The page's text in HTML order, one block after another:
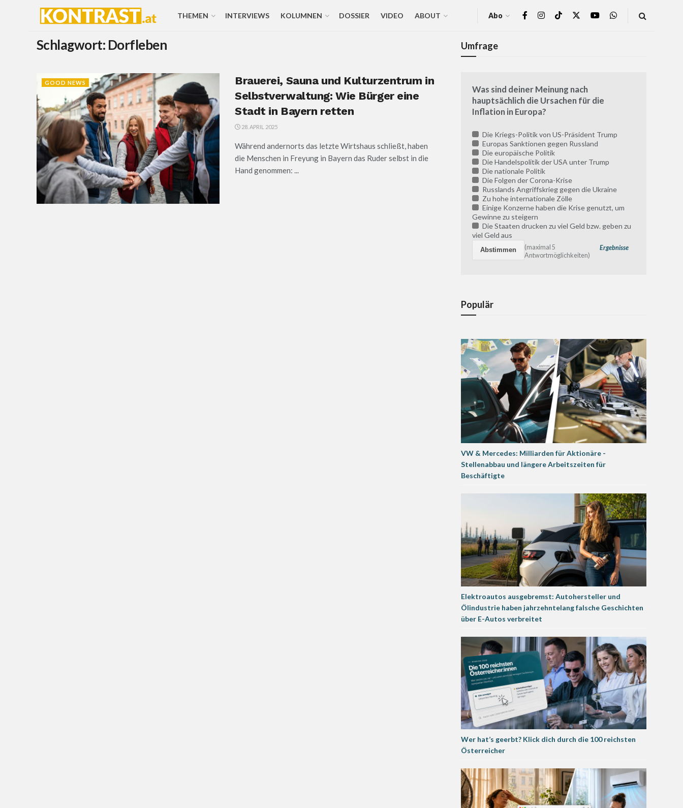
THEMEN INTERVIEWS KOLUMNEN DOSSIER VIDEO ABOUT Abo
Schlagwort: Dorfleben
GOOD NEWS
Brauerei, Sauna und Kulturzentrum in
Selbstverwaltung: Wie Bürger eine
Stadt in Bayern retten
28. APRIL 2025
Während andernorts das letzte Wirtshaus schließt, haben
die Menschen in Freyung in Bayern das Ruder selbst in die
Hand genommen: ...
Umfrage
Was sind deiner Meinung nach
hauptsächlich die Ursachen für die
Inflation in Europa?
Die Kriegs-Politik von US-Präsident Trump
Europas Sanktionen gegen Russland
Die europäische Politik
Die Handelspolitik der USA unter Trump
Die nationale Politik
Die Folgen der Corona-Krise
Russlands Angriffskrieg gegen die Ukraine
Zu hohe internationale Zölle
Einige Konzerne haben die Krise genutzt, um
Gewinne zu steigern
Die Staaten drucken zu viel Geld bzw. geben zu
viel Geld aus
Ergebnisse
(maximal 5
Antwortmöglichkeiten)
Populär
VW & Mercedes: Milliarden für Aktionäre -
Stellenabbau und längere Arbeitszeiten für
Beschäftigte
Elektroautos ausgebremst: Autohersteller und
Ölindustrie haben jahrzehntelang falsche Geschichten
über E-Autos verbreitet
Wer hat’s geerbt? Klick dich durch die 100 reichsten
Österreicher